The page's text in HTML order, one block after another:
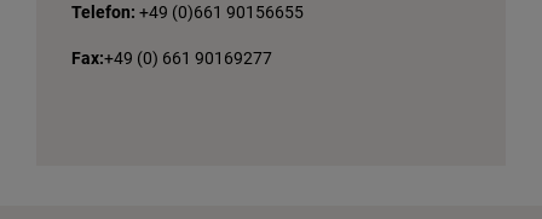
Telefon: +49 (0)661 90156655
Fax:+49 (0) 661 90169277